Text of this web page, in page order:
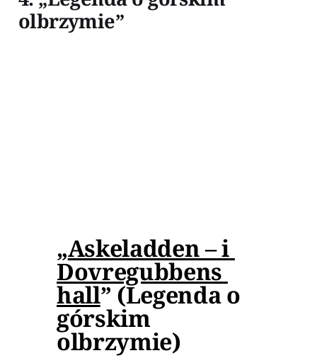
olbrzymie”
„Askeladden – i
Dovregubbens
hall” (Legenda o
górskim
olbrzymie)